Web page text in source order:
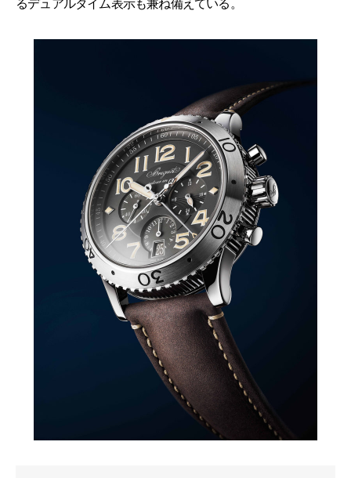
るデュアルタイム表示も兼ね備えている。